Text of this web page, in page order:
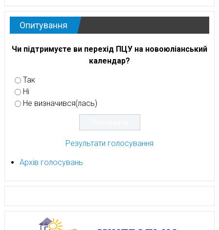
Опитування
Чи підтримуєте ви перехід ПЦУ на новоюліанський
календар?
Так
Ні
Не визначився(лась)
Результати голосування
Архів голосувань